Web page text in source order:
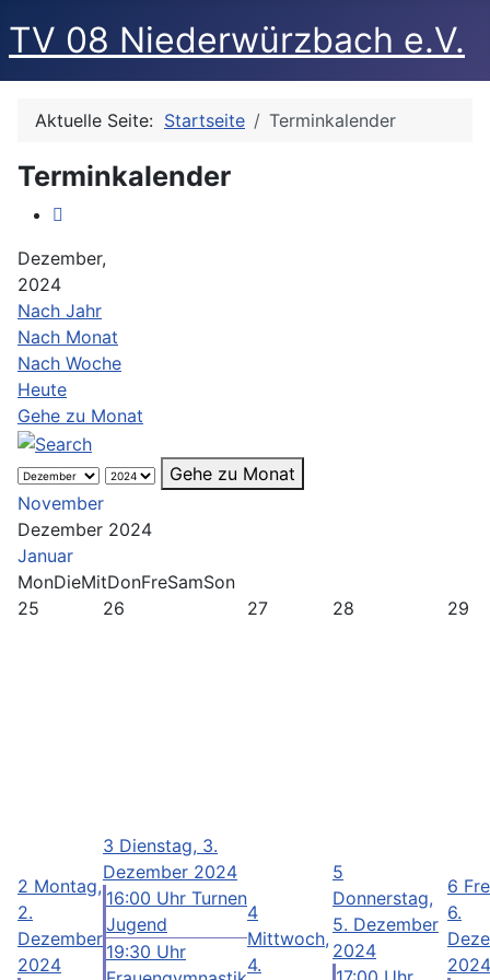
TV 08 Niederwürzbach e.V.
Aktuelle Seite: Startseite Terminkalender
Terminkalender
Dezember,
2024
Nach Jahr
Nach Monat
Nach Woche
Heute
Gehe zu Monat
Gehe zu Monat
November
Dezember 2024
Januar
MonDieMitDonFreSamSon
25
26 27 28 29
2 Montag,
2.
Dezember
2024
3 Dienstag, 3.
Dezember 2024
16:00 Uhr Turnen
Jugend
19:30 Uhr
4
Mittwoch,
4.
5
Donnerstag,
5. Dezember
2024
6
6.
2024